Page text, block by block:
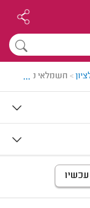
> חשמלאי מוסמך
...
עכשיו